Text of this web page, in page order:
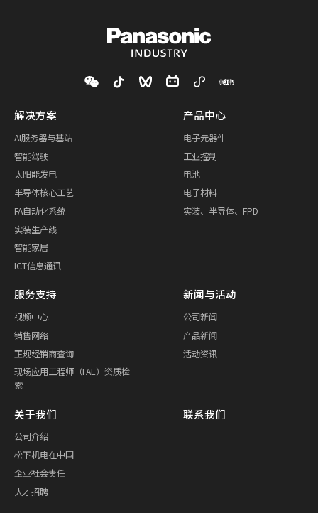
解决方案
AI服务器与基站
智能驾驶
太阳能发电
半导体核心工艺
FA自动化系统
实装生产线
智能家居
ICT信息通讯
产品中心
电子元器件
工业控制
电池
电子材料
实装、半导体、FPD
服务支持
视频中心
销售网络
正规经销商查询
现场应用工程师（FAE）资质检
索
新闻与活动
公司新闻
产品新闻
活动资讯
关于我们
公司介绍
松下机电在中国
企业社会责任
人才招聘
联系我们